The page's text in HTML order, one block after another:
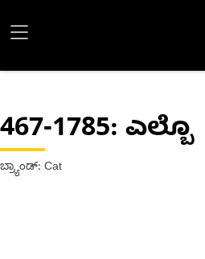
467-1785: ಎಲ್ಬೊ
ಬ್ರ್ಯಾಂಡ್: Cat